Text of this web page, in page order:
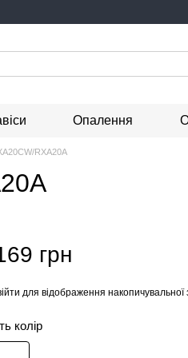
Опалення
RXA20A
грн
для відображення накопичувальної
колір